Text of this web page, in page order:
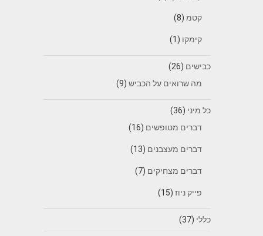
קטמ(8)
קימקו (1)
כבישים (26)
מה שרואים על הכביש(9)
כל מיני (36)
דברים מטופשים (16)
דברים מעצבנים (13)
דברים מצחיקים (7)
פייק ניוז(15)
כללי (37)